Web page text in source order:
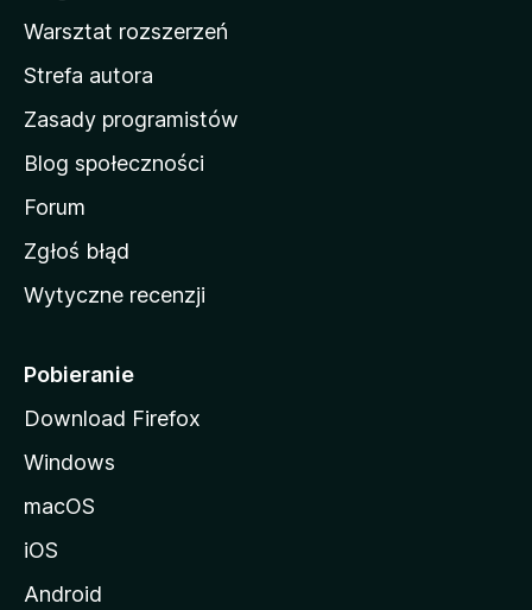
m
o
w
M
o
z
l
i
Warsztat rozszerzeń
Strefa autora
Zasady programistów
Blog społeczności
Forum
Zgłoś błąd
Wytyczne recenzji
Pobieranie
Download Firefox
Windows
macOS
iOS
Android